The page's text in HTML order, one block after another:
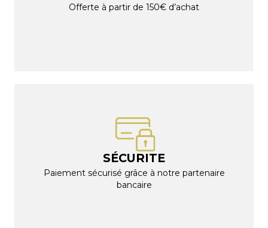
Offerte à partir de 150€ d’achat
SÉCURITE
Paiement sécurisé grâce à notre partenaire
bancaire